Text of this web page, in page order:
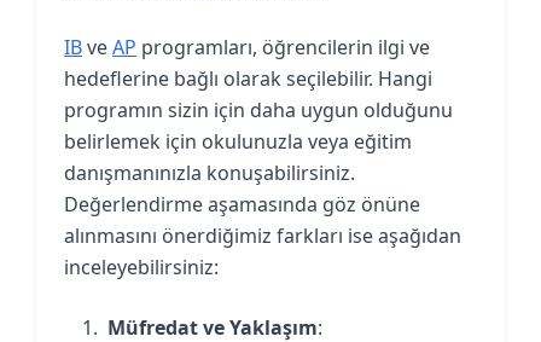
IBveAP programları, öğrencilerin ilgi ve
hedeflerine bağlı olarak seçilebilir. Hangi
programın sizin için daha uygun olduğunu
belirlemek için okulunuzla veya eğitim
danışmanınızla konuşabilirsiniz.
Değerlendirme aşamasında göz önüne
alınmasını önerdiğimiz farkları ise aşağıdan
inceleyebilirsiniz:
Müfredat ve Yaklaşım: